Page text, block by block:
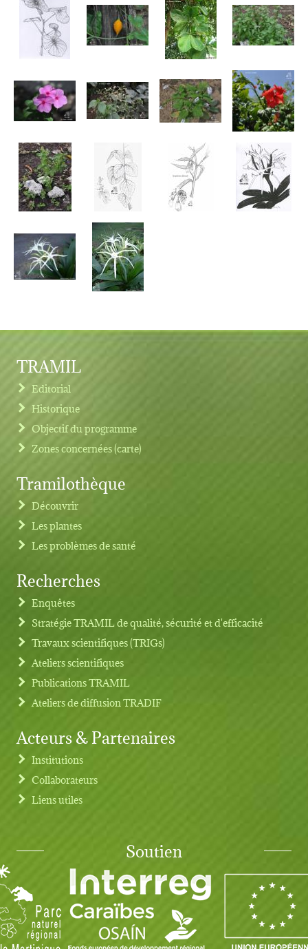
Footer menu
TRAMIL
Editorial
Historique
Objectif du programme
Zones concernées (carte)
Tramilothèque
Découvrir
Les plantes
Les problèmes de santé
Recherches
Enquêtes
Stratégie TRAMIL de qualité, sécurité et d'efficacité
Travaux scientifiques (TRIGs)
Ateliers scientifiques
Publications TRAMIL
Ateliers de diffusion TRADIF
Acteurs & Partenaires
Institutions
Collaborateurs
Liens utiles
Soutien